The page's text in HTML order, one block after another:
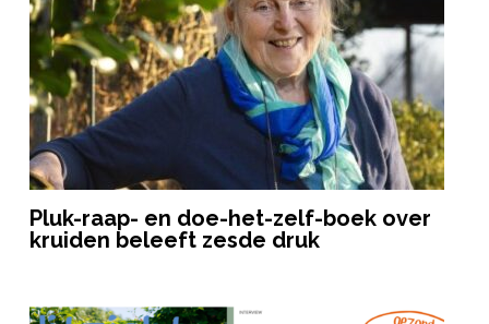
Pluk-raap- en doe-het-zelf-boek over
kruiden beleeft zesde druk